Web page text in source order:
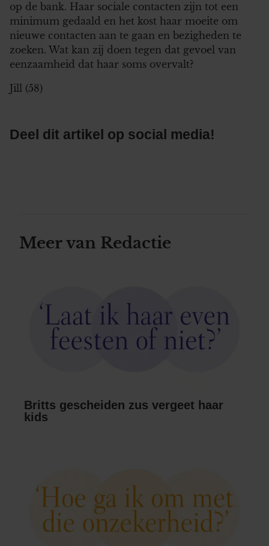
op de bank. Haar sociale contacten zijn tot een
minimum gedaald en het kost haar moeite om
nieuwe contacten aan te gaan en bezigheden te
zoeken. Wat kan zij doen tegen dat gevoel van
eenzaamheid dat haar soms overvalt?
Jill (58)
Deel dit artikel op social media!
Meer van Redactie
Britts gescheiden zus vergeet haar
kids